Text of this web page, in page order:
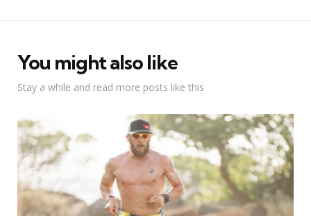
You might also like
Stay a while and read more posts like this